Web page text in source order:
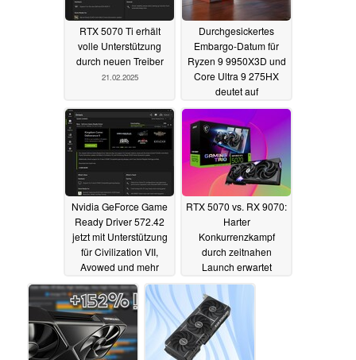
RTX 5070 Ti erhält
volle Unterstützung
durch neuen Treiber
21.02.2025
Durchgesickertes
Embargo-Datum für
Ryzen 9 9950X3D und
Core Ultra 9 275HX
deutet auf
Veröffentlichung Mitte
März hin21.02.2025
Nvidia GeForce Game
Ready Driver 572.42
jetzt mit Unterstützung
für Civilization VII,
Avowed und mehr
14.02.2025
RTX 5070 vs. RX 9070:
Harter
Konkurrenzkampf
durch zeitnahen
Launch erwartet
13.02.2025